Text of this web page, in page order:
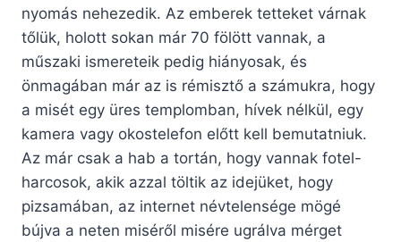
nyomás nehezedik. Az emberek tetteket várnak
tőlük, holott sokan már 70 fölött vannak, a
műszaki ismereteik pedig hiányosak, és
önmagában már az is rémisztő a számukra, hogy
a misét egy üres templomban, hívek nélkül, egy
kamera vagy okostelefon előtt kell bemutatniuk.
Az már csak a hab a tortán, hogy vannak fotel-
harcosok, akik azzal töltik az idejüket, hogy
pizsamában, az internet névtelensége mögé
bújva a neten miséről misére ugrálva mérget